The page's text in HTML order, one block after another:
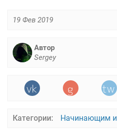
19 Фев 2019
Автор
Sergey
Категории: Начинающим